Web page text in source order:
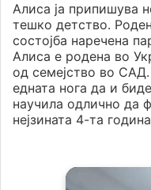
Алиса ја припишува
тешко детство.
состојба наречена
Алиса е родена во
од семејство во
едната нога да и
научила одлично да
нејзината 4-та